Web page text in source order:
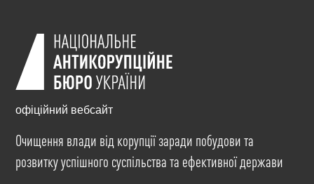
офіційний вебсайт
Очищення влади від корупції заради побудови та
розвитку успішного суспільства та ефективної держави